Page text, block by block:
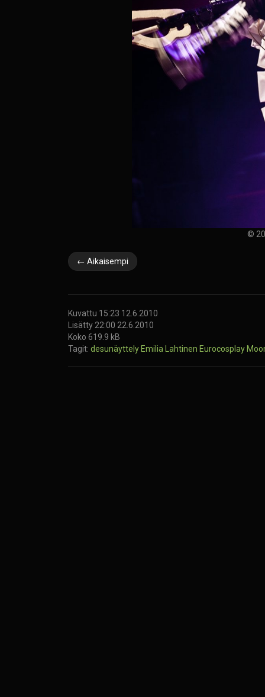
©
← Aikaisempi
Kuvattu 15:23 12.6.2010
Lisätty 22:00 22.6.2010
Koko 619.9 kB
Tagit: desunäyttely Emilia Lahtinen Eurocosplay